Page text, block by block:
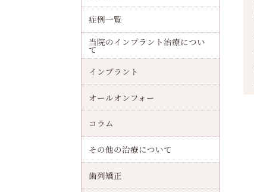
症例一覧
当院のインプラント治療につい
て
インプラント
オールオンフォー
コラム
その他の治療について
歯列矯正